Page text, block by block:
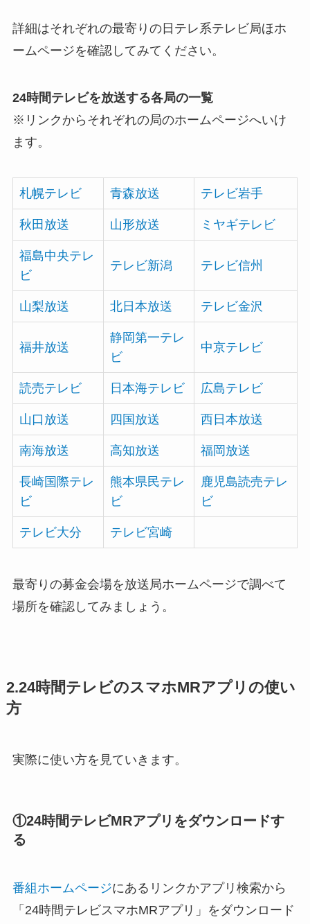
詳細はそれぞれの最寄りの日テレ系テレビ局ほホ
ームページを確認してみてください。
24時間テレビを放送する各局の一覧
※リンクからそれぞれの局のホームページへいけ
ます。
札幌テレビ 青森放送 テレビ岩手
秋田放送 山形放送 ミヤギテレビ
福島中央テレ
ビ
テレビ新潟 テレビ信州
山梨放送 北日本放送 テレビ金沢
福井放送
静岡第一テレ
ビ
中京テレビ
読売テレビ 日本海テレビ 広島テレビ
山口放送 四国放送 西日本放送
南海放送 高知放送 福岡放送
長崎国際テレ
ビ
熊本県民テレ
ビ
鹿児島読売テレ
ビ
テレビ大分 テレビ宮崎
最寄りの募金会場を放送局ホームページで調べて
場所を確認してみましょう。
2.24時間テレビのスマホMRアプリの使い
方
実際に使い方を見ていきます。
①24時間テレビMRアプリをダウンロードす
る
番組ホームページにあるリンクかアプリ検索から
「24時間テレビスマホMRアプリ」をダウンロード